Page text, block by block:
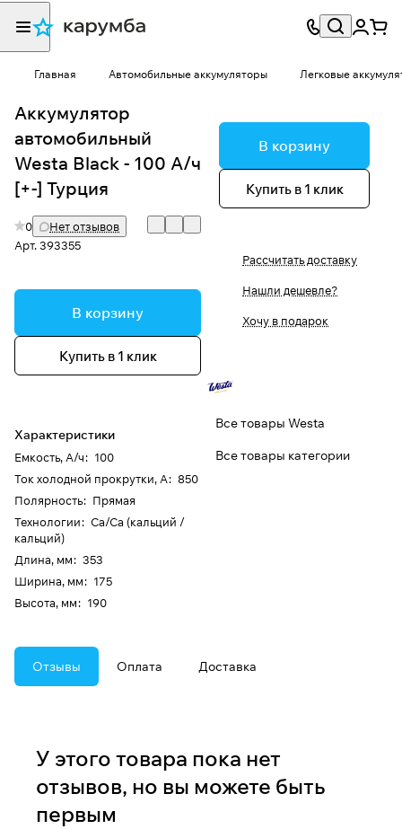
Главная Автомобильные аккумуляторы Легковые
Аккумулятор
автомобильный
Westa Black - 100 А/ч
[+-] Турция
0
Нет отзывов
Арт.393355
В корзину
Купить в 1 клик
Характеристики
Емкость, А/ч: 100
Ток холодной прокрутки, А: 850
Полярность: Прямая
Технологии: Ca/Ca (кальций /
кальций)
Длина, мм: 353
Ширина, мм: 175
Высота, мм: 190
В корзину
Купить в 1 клик
Рассчитать доставку
Нашли дешевле?
Хочу в подарок
Все товары Westa
Все товары категории
Отзывы Оплата Доставка
У этого товара пока нет
отзывов, но вы можете быть
первым